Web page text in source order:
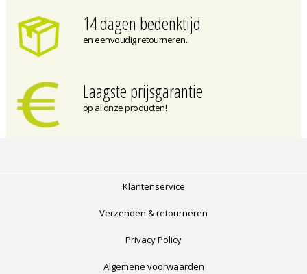
14 dagen bedenktijd
en eenvoudig retourneren.
Laagste prijsgarantie
op al onze producten!
Klantenservice
Verzenden & retourneren
Privacy Policy
Algemene voorwaarden